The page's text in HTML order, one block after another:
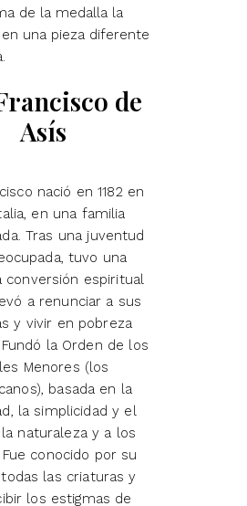
de la medalla la
una pieza diferente
de
Asís
nació en 1182 en
en una familia
Tras una juventud
tuvo una
conversión espiritual
a renunciar a sus
y vivir en pobreza
la Orden de los
Menores (los
basada en la
la simplicidad y el
naturaleza y a los
conocido por su
las criaturas y
los estigmas de